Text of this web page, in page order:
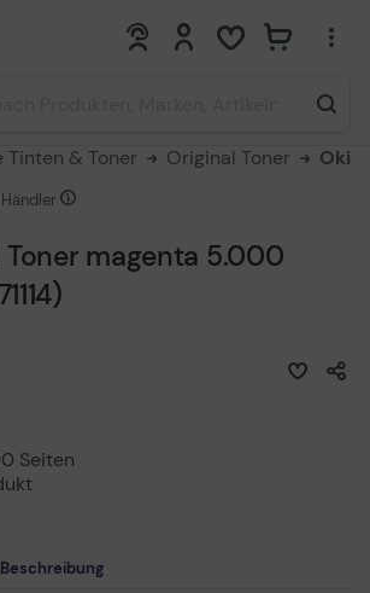
0 0
Tinten & Toner Original Toner Oki
Toner magenta 5.000
Seiten